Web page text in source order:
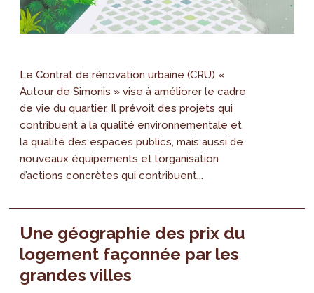
Le Contrat de rénovation urbaine (CRU) «
Autour de Simonis » vise à améliorer le cadre
de vie du quartier. Il prévoit des projets qui
contribuent à la qualité environnementale et
la qualité des espaces publics, mais aussi de
nouveaux équipements et l’organisation
d’actions concrètes qui contribuent...
Une géographie des prix du
logement façonnée par les
grandes villes